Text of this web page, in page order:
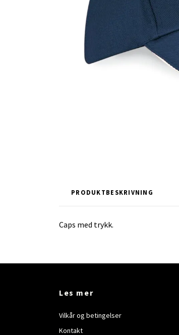
PRODUKTBESKRIVNING
Caps med trykk.
Les mer
Vilkår og betingelser
Kontakt